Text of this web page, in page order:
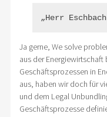
„Herr
Ja gerne, We solve
aus der Energiewirtschaft
Geschäftsprozessen in
aus, haben wir doch für
und dem Legal
Geschäftsprozesse